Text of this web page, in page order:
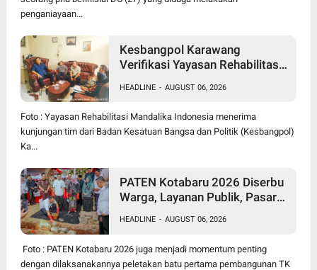
penganiayaan...
Kesbangpol Karawang
Verifikasi Yayasan Rehabilitasi
Perangi Narkoba
HEADLINE - AUGUST 06, 2026
Foto : Yayasan Rehabilitasi Mandalika Indonesia menerima
kunjungan tim dari Badan Kesatuan Bangsa dan Politik (Kesbangpol)
Ka...
PATEN Kotabaru 2026 Diserbu
Warga, Layanan Publik, Pasar
TK Negeri Jadi Magnet
HEADLINE - AUGUST 06, 2026
Foto : PATEN Kotabaru 2026 juga menjadi momentum penting
dengan dilaksanakannya peletakan batu pertama pembangunan TK